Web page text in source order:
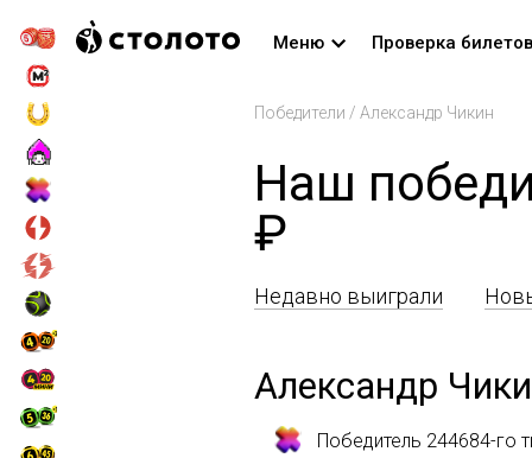
Меню Проверка билетов
Победители / Александр Чикин
Наш
₽
Недавно выиграли
Александр
Победитель 244684-го